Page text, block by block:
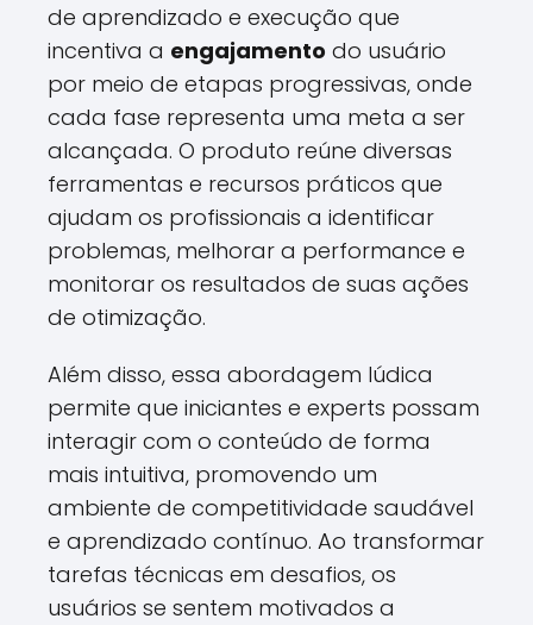
de aprendizado e execução que
incentiva a engajamento do usuário
por meio de etapas progressivas, onde
cada fase representa uma meta a ser
alcançada. O produto reúne diversas
ferramentas e recursos práticos que
ajudam os profissionais a identificar
problemas, melhorar a performance e
monitorar os resultados de suas ações
de otimização.
Além disso, essa abordagem lúdica
permite que iniciantes e experts possam
interagir com o conteúdo de forma
mais intuitiva, promovendo um
ambiente de competitividade saudável
e aprendizado contínuo. Ao transformar
tarefas técnicas em desafios, os
usuários se sentem motivados a